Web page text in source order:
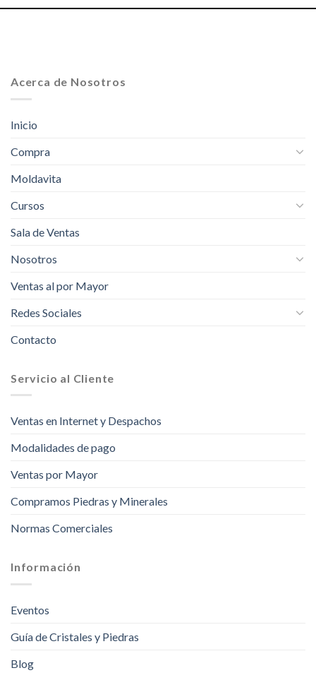
Acerca de Nosotros
Inicio
Compra
Moldavita
Cursos
Sala de Ventas
Nosotros
Ventas al por Mayor
Redes Sociales
Contacto
Servicio al Cliente
Ventas en Internet y Despachos
Modalidades de pago
Ventas por Mayor
Compramos Piedras y Minerales
Normas Comerciales
Información
Eventos
Guía de Cristales y Piedras
Blog